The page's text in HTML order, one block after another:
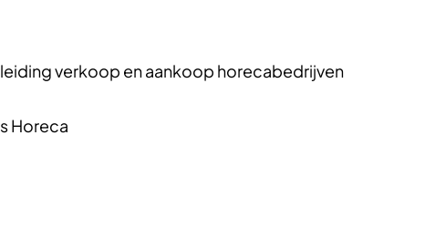
verkoop en aankoop horecabedrijven
Horeca